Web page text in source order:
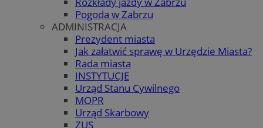
Pogoda w Zabrzu
ADMINISTRACJA
Prezydent miasta
Jak załatwić sprawę w Urzędzie Miasta?
Rada miasta
INSTYTUCJE
Urząd Stanu Cywilnego
MOPR
Urząd Skarbowy
ZUS